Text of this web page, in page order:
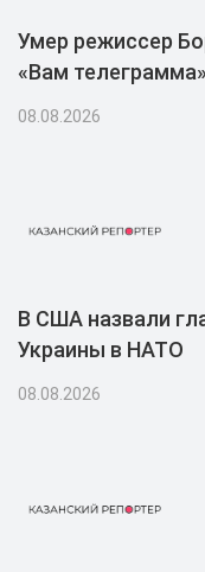
Умер режиссер
«Вам телеграмма»
08.08.2026
В США назвали
Украины в НАТО
08.08.2026